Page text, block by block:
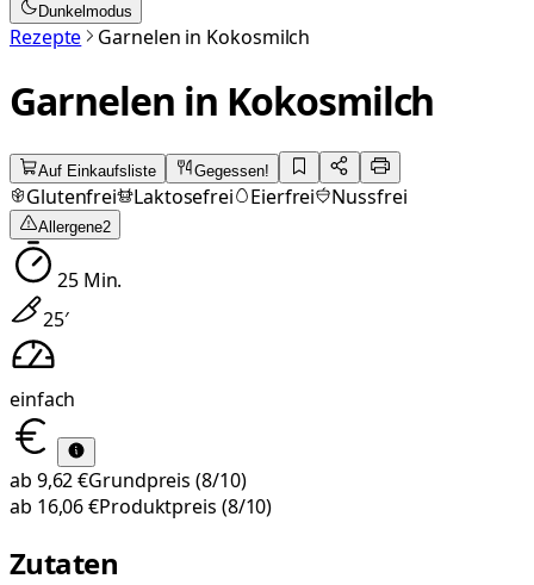
Dunkelmodus
Rezepte Garnelen in Kokosmilch
Garnelen in Kokosmilch
Auf Einkaufsliste Gegessen!
Glutenfrei Laktosefrei Eierfrei Nussfrei
Allergene2
25Min.
25′
einfach
ab 9,62 €Grundpreis (8/10)
ab 16,06 €Produktpreis (8/10)
Zutaten